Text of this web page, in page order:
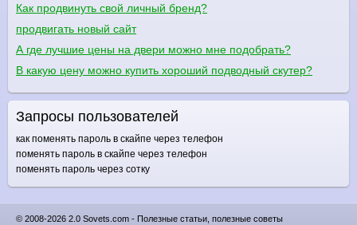
Как продвинуть свой личный бренд?
продвигать новый сайт
А где лучшие цены на двери можно мне подобрать?
В какую цену можно купить хороший подводный скутер?
Запросы пользователей
как поменять пароль в скайпе через телефон
поменять пароль в скайпе через телефон
поменять пароль через сотку
© 2008-2026 2.0 Sovets.com - Полезные статьи, полезные советы